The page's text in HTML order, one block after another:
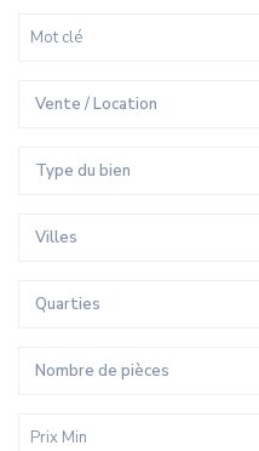
Vente / Location
Type du bien
Villes
Quarties
Nombre de pièces